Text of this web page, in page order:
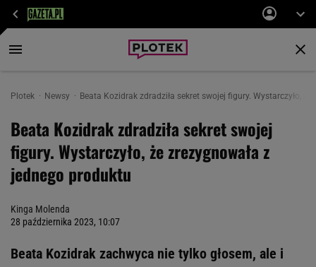
Plotek Newsy Beata Kozidrak zdradziła sekret swojej figury. Wystarczyło,
Beata Kozidrak zdradziła sekret swojej
figury. Wystarczyło, że zrezygnowała z
jednego produktu
Kinga Molenda
28 października 2023, 10:07
Beata Kozidrak zachwyca nie tylko głosem, ale i